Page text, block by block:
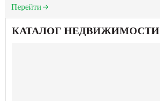
Перейти
КАТАЛОГ НЕДВИЖИМОСТИ